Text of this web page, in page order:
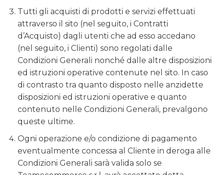
Tutti gli acquisti di prodotti e servizi effettuati
attraverso il sito (nel seguito, i Contratti
d’Acquisto) dagli utenti che ad esso accedano
(nel seguito, i Clienti) sono regolati dalle
Condizioni Generali nonché dalle altre disposizioni
ed istruzioni operative contenute nel sito. In caso
di contrasto tra quanto disposto nelle anzidette
disposizioni ed istruzioni operative e quanto
contenuto nelle Condizioni Generali, prevalgono
queste ultime.
Ogni operazione e/o condizione di pagamento
eventualmente concessa al Cliente in deroga alle
Condizioni Generali sarà valida solo se